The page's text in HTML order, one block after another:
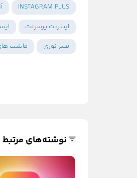
INSTAGRAM PLUS
اینترنت پرسرعت
فیبر نوری
قابلیت
نوشته‌های مرتبط